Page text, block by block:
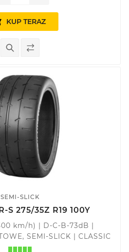
KUP TERAZ
SEMI-SLICK
S 275/35Z R19 100Y
km/h) | D-C-B-73dB |
SEMI-SLICK | CLASSIC